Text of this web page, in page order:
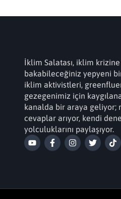
İklim Salatası, iklim
bakabileceğiniz yepyeni
iklim aktivistleri,
gezegenimiz için
kanalda bir araya geliyor;
cevaplar arıyor, kendi
yolculuklarını paylaşıyor.